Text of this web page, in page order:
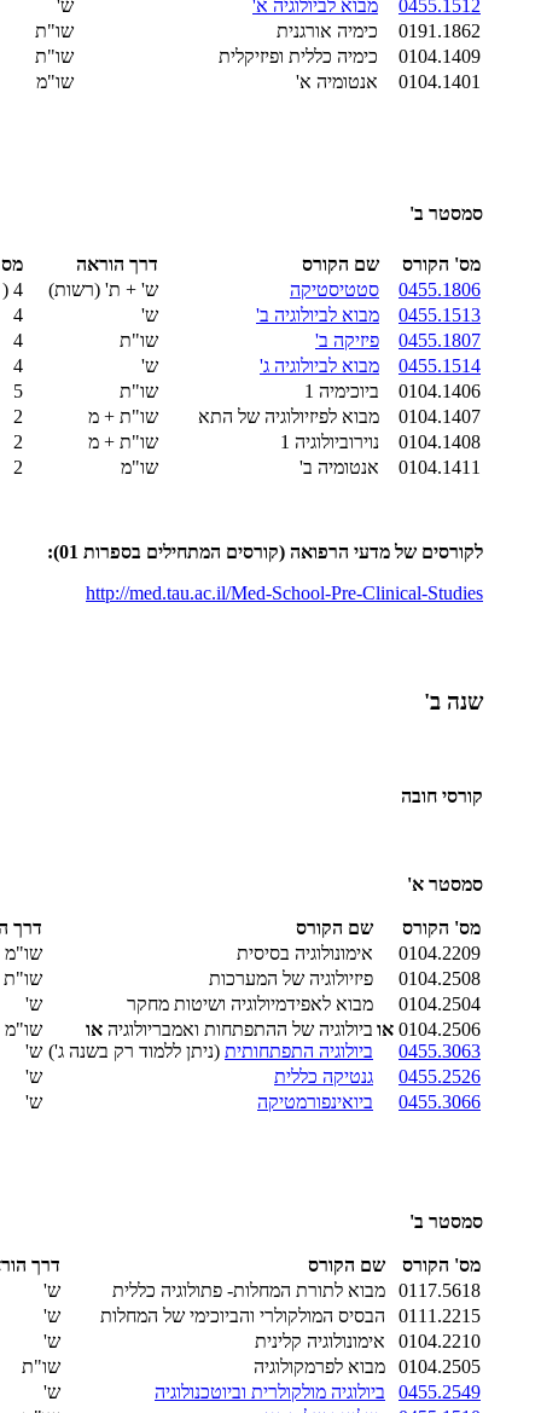
0455.1512
מבוא לביולוגיה א'
ש'
0191.1862
כימיה אורגנית
שו"ת
0104.1409
כימיה כללית ופיזיקלית
שו"ת
0104.1401
אנטומיה א' שו"מ
סמסטר ב'
מס' הקורס שם הקורס דרך הוראה
0455.1806
סטטיסטיקה ש' + ת' (רשות)
4 ( +1 ת' רשות)
0455.1513
מבוא לביולוגיה ב' ש'
4
0455.1807
פיזיקה ב' שו"ת
4
0455.1514
מבוא לביולוגיה ג' ש'
4
0104.1406
ביוכימיה 1 שו"ת
5
0104.1407
מבוא לפיזיולוגיה של התא שו"ת + מ
2
0104.1408
נוירוביולוגיה 1 שו"ת + מ
2
0104.1411
אנטומיה ב' שו"מ 2
לקורסים של מדעי הרפואה (קורסים המתחילים בספרות 01):
http://med.tau.ac.il/Med-School-Pre-Clinical-Studies
שנה ב'
קורסי חובה
סמסטר א'
מס' הקורס שם הקורס
דרך
0104.2209
אימונולוגיה בסיסית
שו"מ
0104.2508
פיזיולוגיה של המערכות
שו"ת
0104.2504
מבוא לאפידמיולוגיה ושיטות מחקר
ש'
0104.2506 או
0455.3063
ביולוגיה של ההתפתחות ואמבריולוגיה או
ביולוגיה התפתחותית (ניתן ללמוד רק בשנה ג')
שו"מ
ש'
0455.2526
גנטיקה כללית
ש'
0455.3066
ביואינפורמטיקה ש'
סמסטר ב'
מס' הקורס שם הקורס
דרך
0117.5618
מבוא לתורת המחלות- פתולוגיה כללית
ש'
0111.2215
הבסיס המולקולרי והביוכימי של המחלות
ש'
0104.2210
אימונולוגיה קלינית
ש'
0104.2505
מבוא לפרמקולוגיה
שו"ת
0455.2549
ביולוגיה מולקולרית וביוטכנולוגיה
ש'